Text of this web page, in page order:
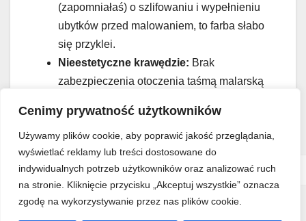
Cenimy prywatność użytkowników
Używamy plików cookie, aby poprawić jakość przeglądania,
wyświetlać reklamy lub treści dostosowane do
indywidualnych potrzeb użytkowników oraz analizować ruch
na stronie. Kliknięcie przycisku „Akceptuj wszystkie” oznacza
zgodę na wykorzystywanie przez nas plików cookie.
(zapomniałaś) o szlifowaniu i wypełnieniu
ubytków przed malowaniem, to farba słabo
się przyklei.
Nieestetyczne krawędzie: Brak
zabezpieczenia otoczenia taśmą malarską
osadów z fug mogą niestety zepsuć efekt
końcowy.
Problem Przyczyna Rozwiązanie
Używaj tylko
specjalnej